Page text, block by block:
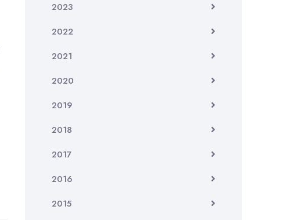
2023
2022
2021
2020
2019
2018
2017
2016
2015